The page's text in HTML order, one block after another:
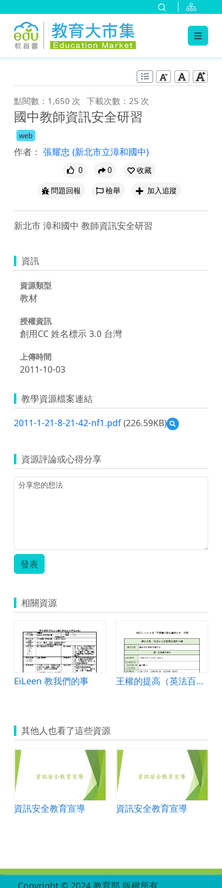
點閱數：1,650 次 下載次數：25 次
國中教師資訊安全研習
web
作者： 張耀忠 (新北市立漳和國中)
0 0
收藏
問題回報
檢舉 加入追蹤
新北市 漳和國中 教師資訊安全研習
資訊
資源類型
教材
授權資訊
創用CC 姓名標示 3.0 台灣
上傳時間
2011-10-03
教學資源檔案連結
2011-1-21-8-21-42-nf1.pdf(226.59KB)
預
覽
8-
21-
資源評論或心得分享
發表
相關資源
EiLeen 教我們的事 王權的提高（英法百年戰爭）
其他人也看了這些資源
資訊安全教育宣導 資訊安全教育宣導